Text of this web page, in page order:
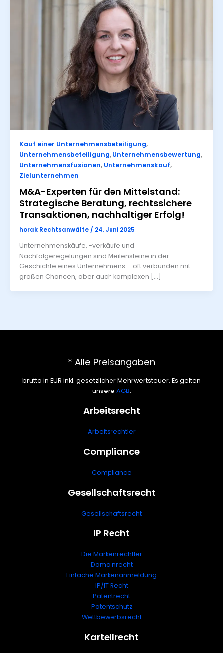
Kauf einer Unternehmensbeteiligung,
Unternehmensbeteiligung, Unternehmensbewertung,
Unternehmensfusionen, Unternehmenskauf,
Zielunternehmen
M&A-Experten für den Mittelstand:
Strategische Beratung, rechtssichere
Transaktionen, nachhaltiger Erfolg!
horak Rechtsanwälte / 24. Juni 2025
Unternehmenskäufe, -verkäufe und
Nachfolgeregelungen sind Meilensteine in der
Geschichte eines Unternehmens – oft verbunden mit
großen Chancen, aber auch komplexen […]
* Alle Preisangaben
brutto in EUR inkl. gesetzlicher Mehrwertsteuer. Es gelten
unsere AGB.
Arbeitsrecht
Arbeitsrechtler
Compliance
Compliance
Gesellschaftsrecht
Gesellschaftsrecht
IP Recht
Die Markenrechtler
Domainrecht
Einfache Markenanmeldung
IP/IT Recht
Patentrecht
Patentschutz
Wettbewerbsrecht
Kartellrecht